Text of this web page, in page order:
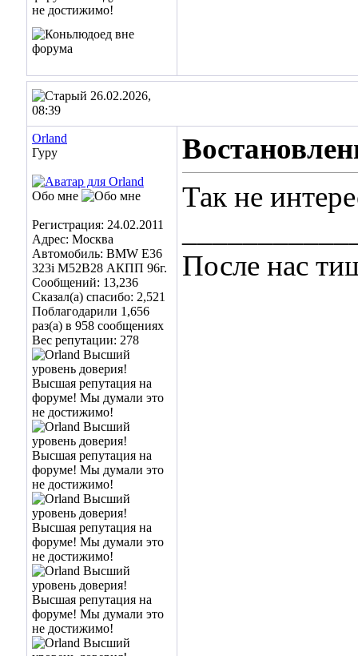
26.02.2026,
08:39
Orland
Гуру
Обо мне
Регистрация: 24.02.2011
Адрес: Москва
Автомобиль: BMW E36
323i M52B28 АКПП 96г.
Сообщений: 13,236
Сказал(а) спасибо: 2,521
Поблагодарили 1,656
раз(а) в 958 сообщениях
Вес репутации: 278
Так не
После нас